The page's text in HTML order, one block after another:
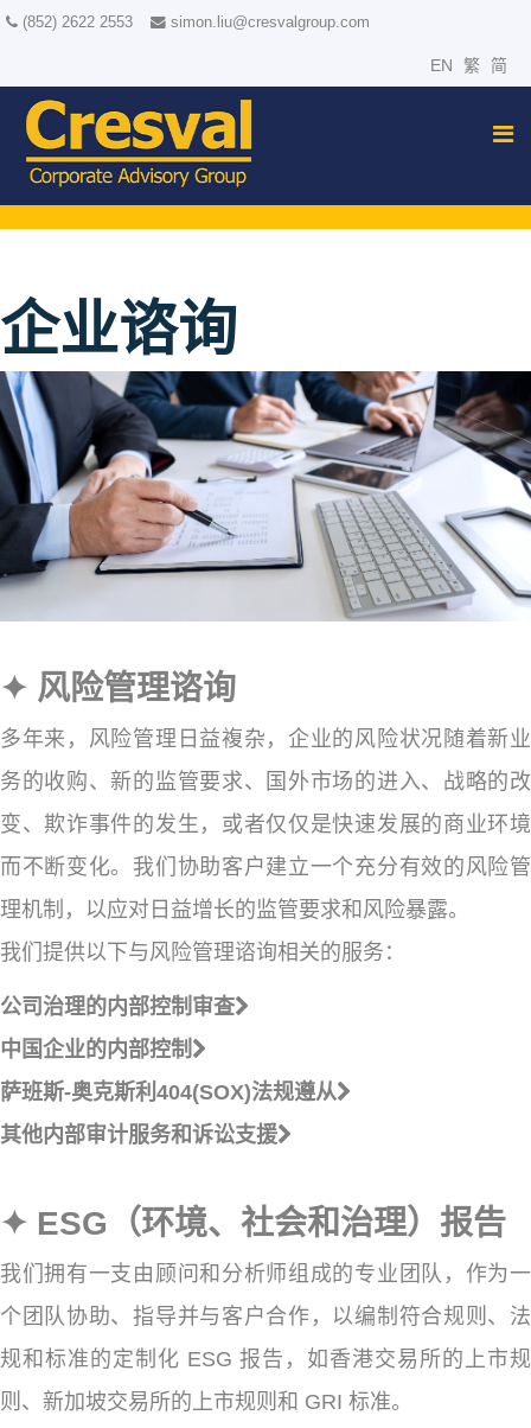
(852) 2622 2553 simon.liu@cresvalgroup.com
EN 繁 简
企业谘询
✦ 风险管理谘询
多年来，风险管理日益複杂，企业的风险状况随着新业
务的收购、新的监管要求、国外市场的进入、战略的改
变、欺诈事件的发生，或者仅仅是快速发展的商业环境
而不断变化。我们协助客户建立一个充分有效的风险管
理机制，以应对日益增长的监管要求和风险暴露。
我们提供以下与风险管理谘询相关的服务：
公司治理的内部控制审查
中国企业的内部控制
萨班斯-奥克斯利404(SOX)法规遵从
其他内部审计服务和诉讼支援
✦ ESG（环境、社会和治理）报告
我们拥有一支由顾问和分析师组成的专业团队，作为一
个团队协助、指导并与客户合作，以编制符合规则、法
规和标准的定制化 ESG 报告，如香港交易所的上市规
则、新加坡交易所的上市规则和 GRI 标准。